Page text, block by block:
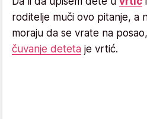
roditelje muči ovo pitanje, a
moraju da se vrate na
čuvanje deteta je vrtić.